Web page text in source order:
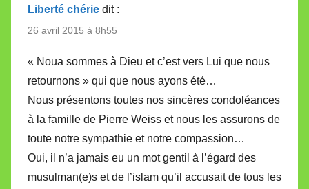
Liberté chérie dit :
26 avril 2015 à 8h55
« Noua sommes à Dieu et c’est vers Lui que nous
retournons » qui que nous ayons été…
Nous présentons toutes nos sincères condoléances
à la famille de Pierre Weiss et nous les assurons de
toute notre sympathie et notre compassion…
Oui, il n’a jamais eu un mot gentil à l’égard des
musulman(e)s et de l’islam qu’il accusait de tous les